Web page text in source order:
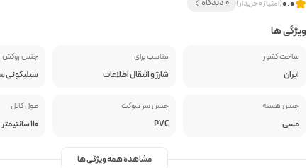
0.0(امتیاز 0 خریدار)
ویژگی ها
ساخت کشور
ایران
مناسب برای
شارژ و انتقال اطلاعات
جنس روکش
سیلیکونی
جنس هسته
مسی
جنس سر سوکت
PVC
طول کابل
110 سانتیمتر
مشاهده همه ویژگی ها